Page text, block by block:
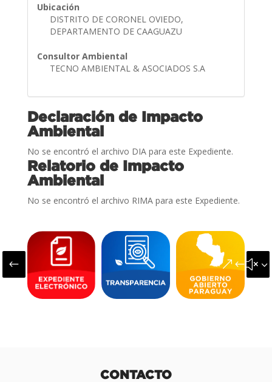
Ubicación
DISTRITO DE CORONEL OVIEDO,
DEPARTAMENTO DE CAAGUAZU
Consultor Ambiental
TECNO AMBIENTAL & ASOCIADOS S.A
Declaración de Impacto
Ambiental
No se encontró el archivo DIA para este Expediente.
Relatorio de Impacto
Ambiental
No se encontró el archivo RIMA para este Expediente.
#
CONTACTO